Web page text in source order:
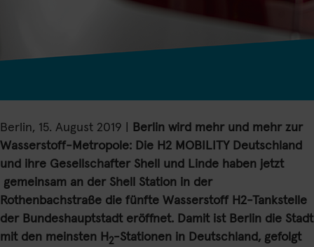
Berlin, 15. August 2019 |
Berlin wird mehr und mehr zur
Wasserstoff-Metropole: Die H2 MOBILITY Deutschland
und ihre Gesellschafter Shell und Linde haben jetzt
gemeinsam an der Shell Station in der
Rothenbachstraße die fünfte Wasserstoff H2-Tankstelle
der Bundeshauptstadt eröffnet. Damit ist Berlin die Stadt
mit den meinsten H 2-Stationen in Deutschland, gefolgt